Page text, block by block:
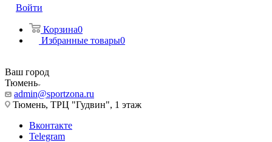
Войти
Корзина0
Избранные товары0
Ваш город
Тюмень
admin@sportzona.ru
Тюмень, ТРЦ "Гудвин", 1 этаж
Вконтакте
Telegram